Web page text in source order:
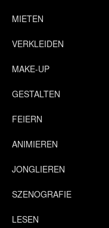
MIETEN
VERKLEIDEN
MAKE-UP
GESTALTEN
FEIERN
ANIMIEREN
JONGLIEREN
SZENOGRAFIE
LESEN